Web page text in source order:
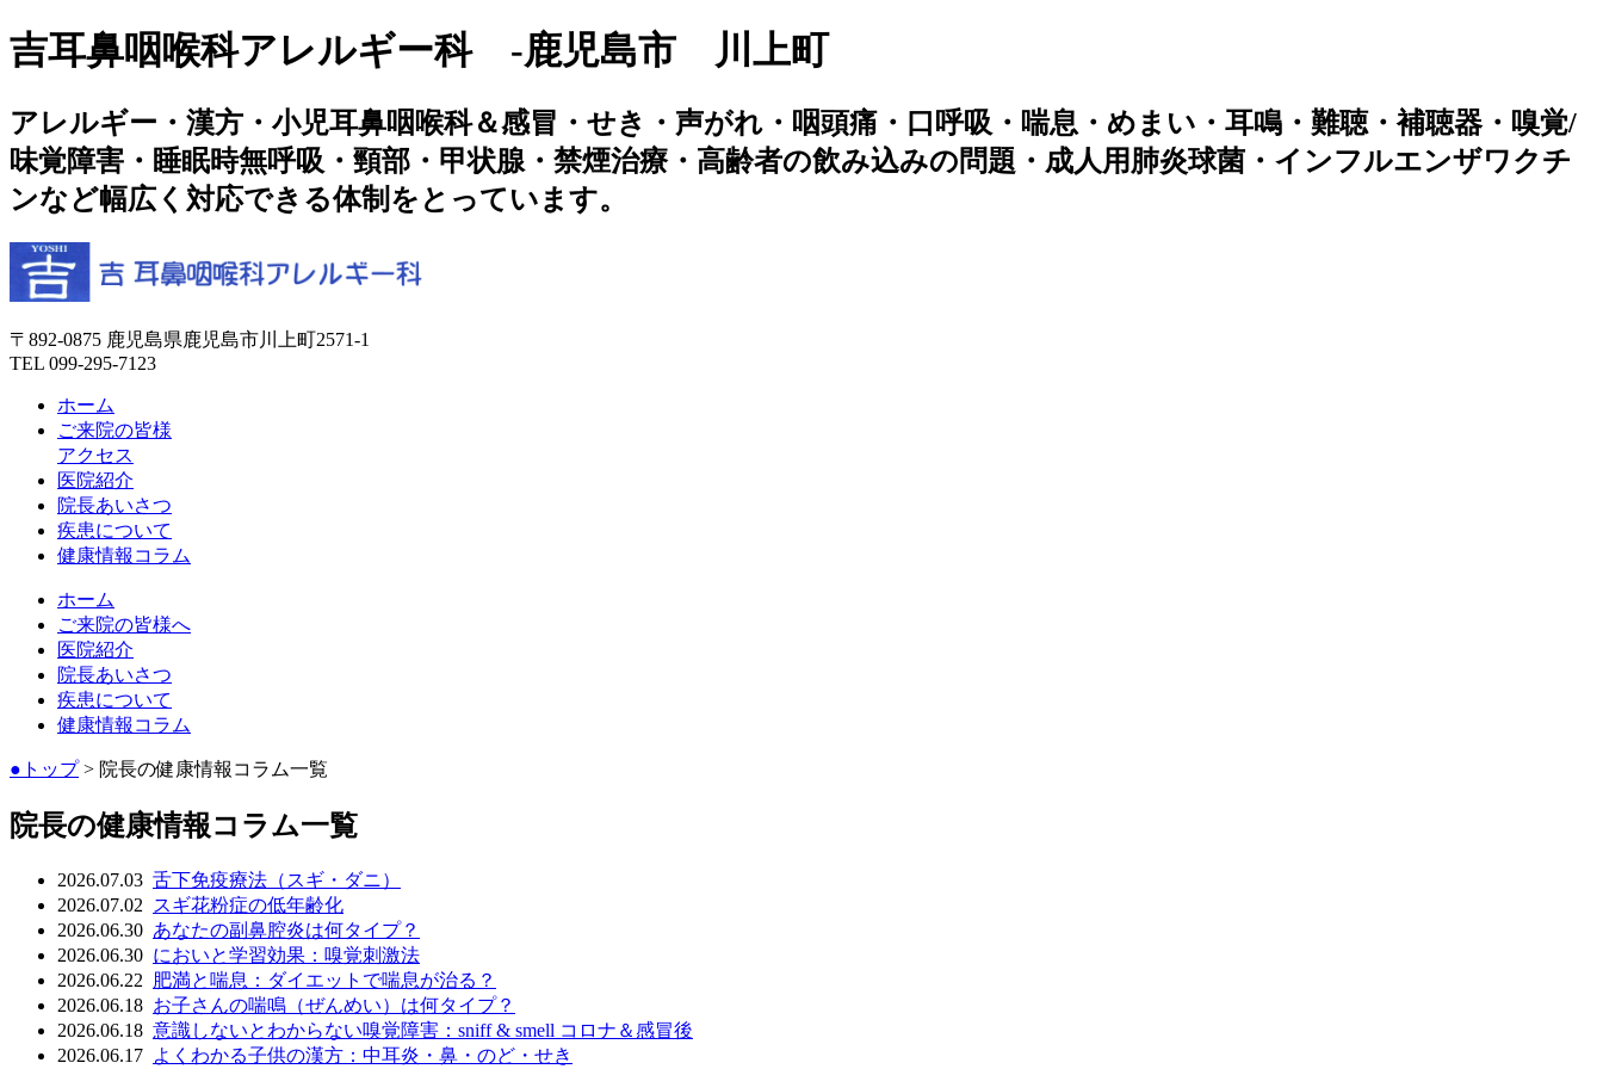
吉耳鼻咽喉科アレルギー科 -鹿児島市 川上町
アレルギー・漢方・小児耳鼻咽喉科＆感冒・せき・声がれ・咽頭痛・口呼吸・喘息・めまい・耳鳴・難聴・補聴器・嗅覚/
味覚障害・睡眠時無呼吸・頸部・甲状腺・禁煙治療・高齢者の飲み込みの問題・成人用肺炎球菌・インフルエンザワクチ
ンなど幅広く対応できる体制をとっています。
〒892-0875 鹿児島県鹿児島市川上町2571-1
TEL 099-295-7123
ホーム
ご来院の皆様
アクセス
医院紹介
院長あいさつ
疾患について
健康情報コラム
ホーム
ご来院の皆様へ
医院紹介
院長あいさつ
疾患について
健康情報コラム
●トップ> 院長の健康情報コラム一覧
院長の健康情報コラム一覧
2026.07.03 舌下免疫療法（スギ・ダニ）
2026.07.02
スギ花粉症の低年齢化
2026.06.30 あなたの副鼻腔炎は何タイプ？
2026.06.30 においと学習効果：嗅覚刺激法
2026.06.22 肥満と喘息：ダイエットで喘息が治る？
2026.06.18 お子さんの喘鳴（ぜんめい）は何タイプ？
2026.06.18 意識しないとわからない嗅覚障害：sniff & smell コロナ＆感冒後
2026.06.17 よくわかる子供の漢方：中耳炎・鼻・のど・せき